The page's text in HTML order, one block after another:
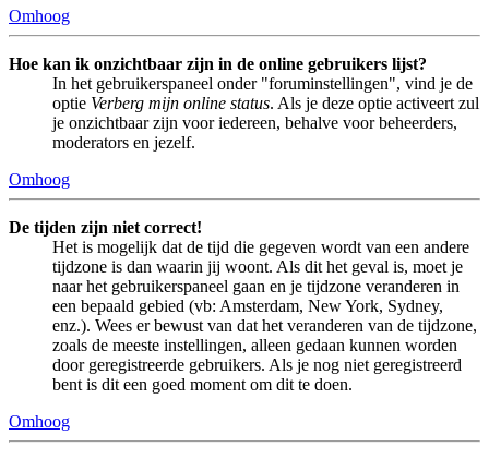
Omhoog
Hoe kan ik onzichtbaar zijn in de online gebruikers lijst?
In het gebruikerspaneel onder "foruminstellingen", vind je de
optie Verberg mijn online status. Als je deze optie activeert zul
je onzichtbaar zijn voor iedereen, behalve voor beheerders,
moderators en jezelf.
Omhoog
De tijden zijn niet correct!
Het is mogelijk dat de tijd die gegeven wordt van een andere
tijdzone is dan waarin jij woont. Als dit het geval is, moet je
naar het gebruikerspaneel gaan en je tijdzone veranderen in
een bepaald gebied (vb: Amsterdam, New York, Sydney,
enz.). Wees er bewust van dat het veranderen van de tijdzone,
zoals de meeste instellingen, alleen gedaan kunnen worden
door geregistreerde gebruikers. Als je nog niet geregistreerd
bent is dit een goed moment om dit te doen.
Omhoog